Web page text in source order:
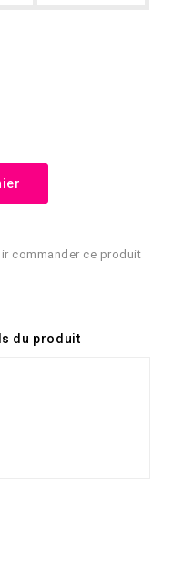
commander ce produit
du produit